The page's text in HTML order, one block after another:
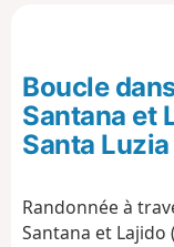
Boucle
Santana et
Santa Luzia
Randonnée à
Santana et Lajido